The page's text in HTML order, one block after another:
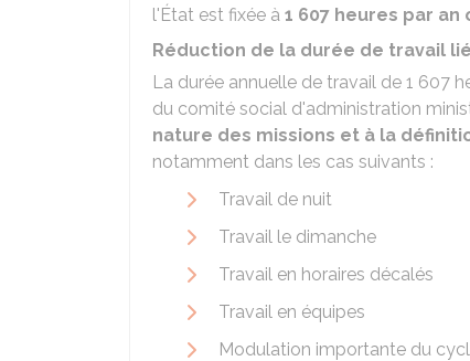
l'État est fixée à 1 607 heures par
Réduction de la durée de travail
La durée annuelle de travail de 1 607
du comité social d'administration
nature des missions et à la
notamment dans les cas suivants :
Travail de nuit
Travail le dimanche
Travail en horaires décalés
Travail en équipes
Modulation importante du